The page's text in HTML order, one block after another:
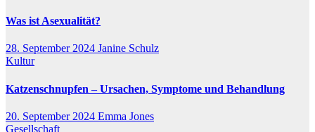
Was ist Asexualität?
28. September 2024 Janine Schulz
Kultur
Katzenschnupfen – Ursachen, Symptome und Behandlung
20. September 2024 Emma Jones
Gesellschaft